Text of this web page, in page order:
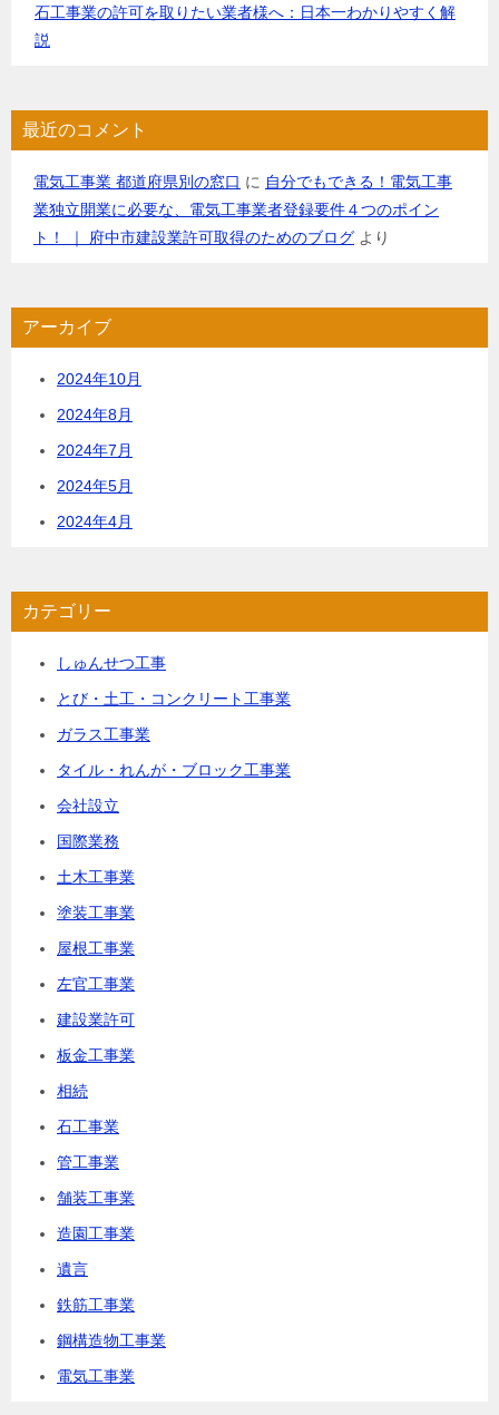
石工事業の許可を取りたい業者様へ：日本一わかりやすく解
説
最近のコメント
電気工事業 都道府県別の窓口 に 自分でもできる！電気工事
業独立開業に必要な、電気工事業者登録要件４つのポイン
ト！ ｜ 府中市建設業許可取得のためのブログ より
アーカイブ
2024年10月
2024年8月
2024年7月
2024年5月
2024年4月
カテゴリー
しゅんせつ工事
とび・土工・コンクリート工事業
ガラス工事業
タイル・れんが・ブロック工事業
会社設立
国際業務
土木工事業
塗装工事業
屋根工事業
左官工事業
建設業許可
板金工事業
相続
石工事業
管工事業
舗装工事業
造園工事業
遺言
鉄筋工事業
鋼構造物工事業
電気工事業